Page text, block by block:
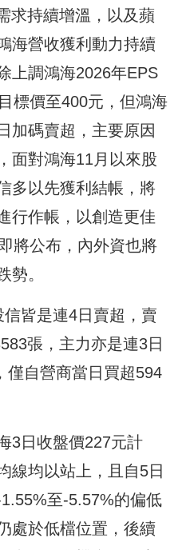
求持續增溫，以及蘋
海營收獲利動力持續
上調鴻海2026年EPS
標價至400元，但鴻海
加碼賣超，主要原因
面對鴻海11月以來股
多以先獲利結帳，將
行作帳，以創造更佳
將公布，內外資也將
勢。
皆是連4日賣超，賣
張，主力亦是連3日
僅自營商當日買超594
3日收盤價227元計
線均以站上，且自5日
至-5.57%的偏低
處於低檔位置，後續